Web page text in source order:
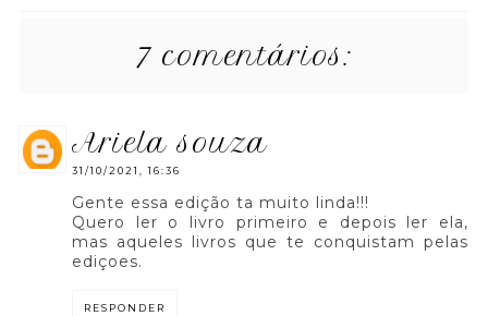
7 comentários:
ariela souza
31/10/2021, 16:36
Gente essa edição ta muito linda!!!
Quero ler o livro primeiro e depois ler ela,
mas aqueles livros que te conquistam pelas
ediçoes.
RESPONDER